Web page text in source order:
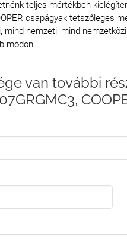
teljes mértékben
csapágyak tetszőleges
mind nemzeti, mind
módon.
van további